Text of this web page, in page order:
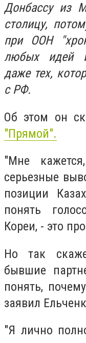
Донбассу из
столицу,
при ООН
любых идей
даже тех,
с РФ.
Об этом он
"Прямой".
"Мне
серьезные
позиции
понять
Кореи, - это
Но так
бывшие
понять,
заявил
"Я лично